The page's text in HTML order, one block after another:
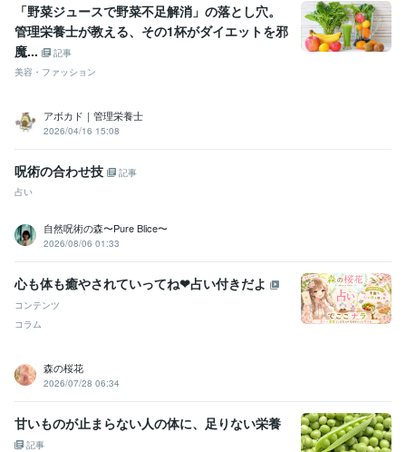
「野菜ジュースで野菜不足解消」の落とし穴。
管理栄養士が教える、その1杯がダイエットを邪
魔...
記事
美容・ファッション
アボカド｜管理栄養士
2026/04/16 15:08
呪術の合わせ技
記事
占い
自然呪術の森〜Pure Blice〜
2026/08/06 01:33
心も体も癒やされていってね❤占い付きだよ
コンテンツ
コラム
森の桜花
2026/07/28 06:34
甘いものが止まらない人の体に、足りない栄養
記事